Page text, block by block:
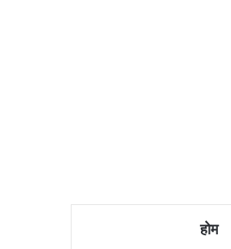
होम